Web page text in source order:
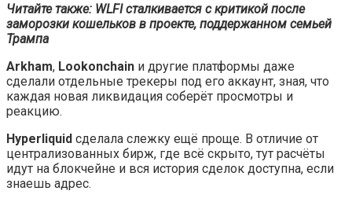
Читайте также: WLFI сталкивается с критикой после
заморозки кошельков в проекте, поддержанном семьей
Трампа
Arkham, Lookonchain и другие платформы даже
сделали отдельные трекеры под его аккаунт, зная, что
каждая новая ликвидация соберёт просмотры и
реакцию.
Hyperliquid сделала слежку ещё проще. В отличие от
централизованных бирж, где всё скрыто, тут расчёты
идут на блокчейне и вся история сделок доступна, если
знаешь адрес.